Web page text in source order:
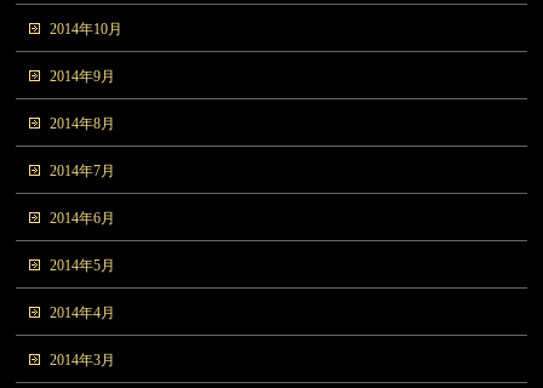
2014年10月
2014年9月
2014年8月
2014年7月
2014年6月
2014年5月
2014年4月
2014年3月